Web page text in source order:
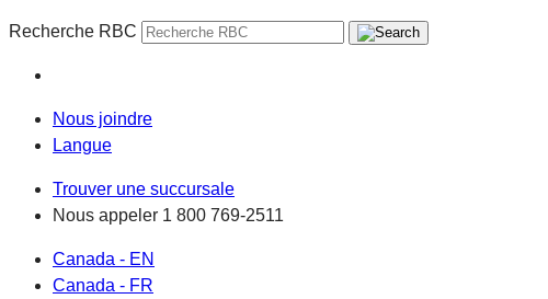
Recherche RBC
Nous joindre
Langue
Trouver une succursale
Nous appeler 1 800 769-2511
Canada - EN
Canada - FR